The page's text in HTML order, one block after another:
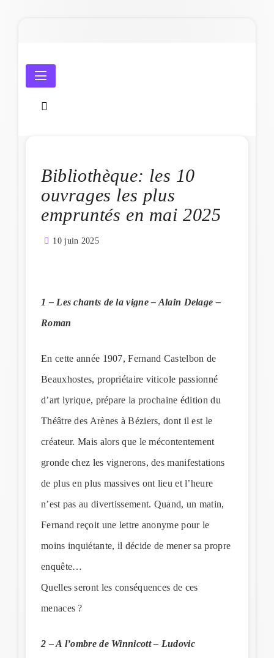
Amicale Laïque de Penmarc'h
Bibliothèque: les 10
ouvrages les plus
empruntés en mai 2025
10 juin 2025
1 – Les chants de la vigne – Alain Delage –
Roman
En cette année 1907, Fernand Castelbon de
Beauxhostes, propriétaire viticole passionné
d’art lyrique, prépare la prochaine édition du
Théâtre des Arènes à Béziers, dont il est le
créateur. Mais alors que le mécontentement
gronde chez les vignerons, des manifestations
de plus en plus massives ont lieu et l’heure
n’est pas au divertissement. Quand, un matin,
Fernand reçoit une lettre anonyme pour le
moins inquiétante, il décide de mener sa propre
enquête…
Quelles seront les conséquences de ces
menaces ?
2 – A l’ombre de Winnicott – Ludovic